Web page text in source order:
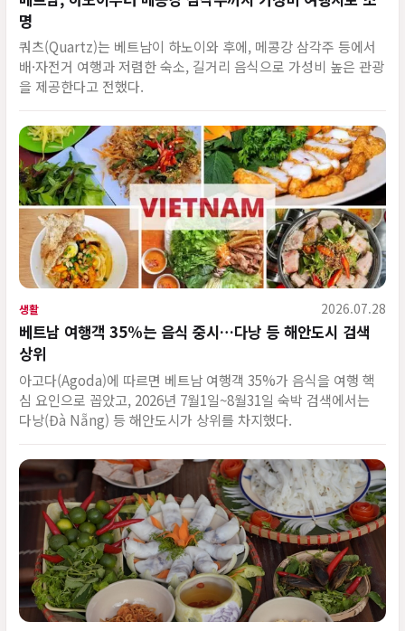
명
쿼츠(Quartz)는 베트남이 하노이와 후에, 메콩강 삼각주 등에서
배·자전거 여행과 저렴한 숙소, 길거리 음식으로 가성비 높은 관광
을 제공한다고 전했다.
생활 2026.07.28
베트남 여행객 35%는 음식 중시…다낭 등 해안도시 검색
상위
아고다(Agoda)에 따르면 베트남 여행객 35%가 음식을 여행 핵
심 요인으로 꼽았고, 2026년 7월1일~8월31일 숙박 검색에서는
다낭(Đà Nẵng) 등 해안도시가 상위를 차지했다.